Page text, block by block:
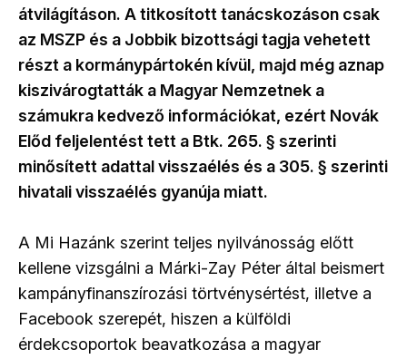
átvilágításon. A titkosított tanácskozáson csak
az MSZP és a Jobbik bizottsági tagja vehetett
részt a kormánypártokén kívül, majd még aznap
kiszivárogtatták a Magyar Nemzetnek a
számukra kedvező információkat, ezért Novák
Előd feljelentést tett a Btk. 265. § szerinti
minősített adattal visszaélés és a 305. § szerinti
hivatali visszaélés gyanúja miatt.
A Mi Hazánk szerint teljes nyilvánosság előtt
kellene vizsgálni a Márki-Zay Péter által beismert
kampányfinanszírozási törtvénysértést, illetve a
Facebook szerepét, hiszen a külföldi
érdekcsoportok beavatkozása a magyar